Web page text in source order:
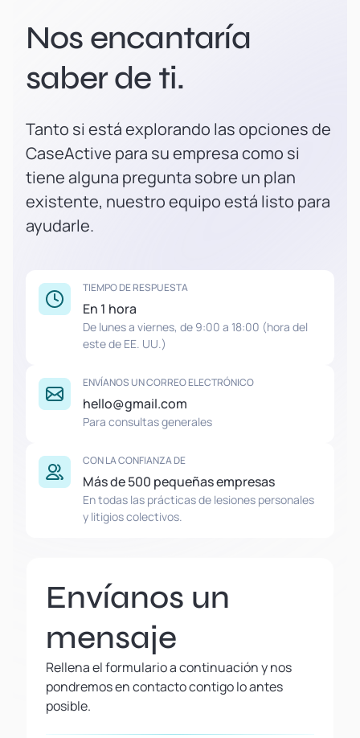
Nos encantaría
saber de ti.
Tanto si está explorando las opciones de
CaseActive para su empresa como si
tiene alguna pregunta sobre un plan
existente, nuestro equipo está listo para
ayudarle.
TIEMPO DE RESPUESTA
En 1 hora
De lunes a viernes, de 9:00 a 18:00 (hora del
este de EE. UU.)
ENVÍANOS UN CORREO ELECTRÓNICO
hello@gmail.com
Para consultas generales
CON LA CONFIANZA DE
Más de 500 pequeñas empresas
En todas las prácticas de lesiones personales
y litigios colectivos.
Envíanos un
mensaje
Rellena el formulario a continuación y nos
pondremos en contacto contigo lo antes
posible.